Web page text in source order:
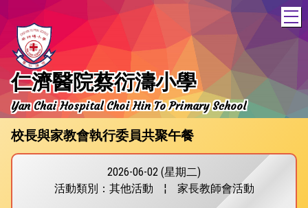
仁濟醫院蔡衍濤小學
Yan Chai Hospital Choi Hin To Primary School
校長與家教會執行委員共聚午餐
2026-06-02 (星期二)
活動類別：其他活動
¦ 家長教師會活動